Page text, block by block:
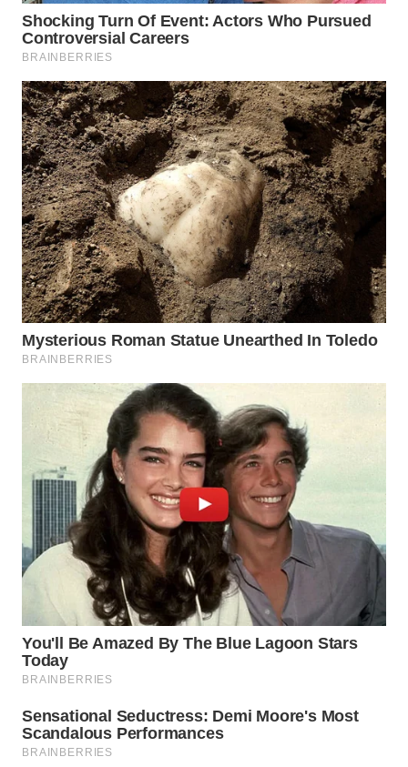
WN
BINTAN
WN
MANDALIKA
WN
LIKUPANG
WN
LABUANBAJO
WN
BORNEO
Wahana
Media
Group
WAHANA
NEWS
WAHANA
TANI
WAHANA
ADVOKAT
WAHANA
INFRASTRUKTUR
KONSUMEN
WAHANA